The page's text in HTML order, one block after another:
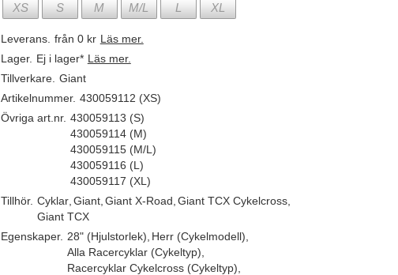
XS
S M M/L L XL
Leverans. från 0 kr Läs mer.
Lager. Ej i lager* Läs mer.
Tillverkare. Giant
Artikelnummer. 430059112 (XS)
Övriga art.nr. 430059113 (S)
430059114 (M)
430059115 (M/L)
430059116 (L)
430059117 (XL)
Tillhör. Cyklar, Giant, Giant X-Road Giant TCX Cykelcross,
Giant TCX
Egenskaper. 28" (Hjulstorlek) Herr (Cykelmodell)
Alla Racercyklar (Cykeltyp)
Racercyklar Cykelcross (Cykeltyp)